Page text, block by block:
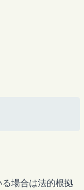
場合は法的根拠